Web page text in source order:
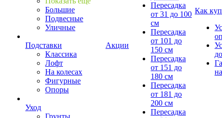
Большие
Подвесные
Уличные
Подставки
Классика
Лофт
На колесах
Фигурные
Опоры
Уход
Грунты
Акции
Пересадка
от 31 до 100
см
Пересадка
от 101 до
150 см
Пересадка
от 151 до
180 см
Пересадка
от 181 до
200 см
Пересадка
Как